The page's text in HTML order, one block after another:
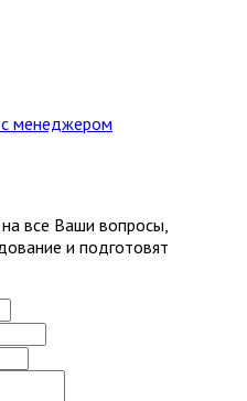
с менеджером
все Ваши вопросы,
и подготовят